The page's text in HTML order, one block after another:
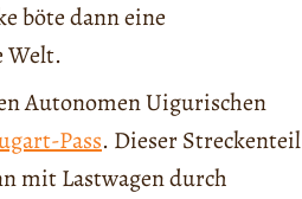
böte dann eine
Welt.
Autonomen Uigurischen
Pass. Dieser Streckenteil
mit Lastwagen durch